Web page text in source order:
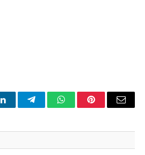
LinkedInTelegramWhatsAppPinterestEmail